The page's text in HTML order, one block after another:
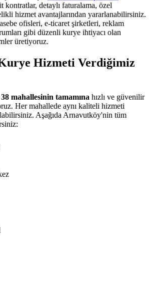
kontratlar, detaylı faturalama, özel
hizmet avantajlarından yararlanabilirsiniz.
ofisleri, e-ticaret şirketleri, reklam
gibi düzenli kurye ihtiyacı olan
üretiyoruz.
Hizmeti Verdiğimiz
38 mahallesinin tamamına hızlı ve güvenilir
Her mahallede aynı kaliteli hizmeti
AşağıdaArnavutköy'nin tüm